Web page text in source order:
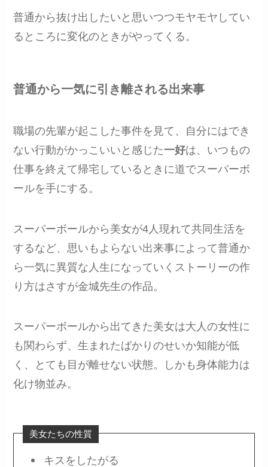
普通から抜け出したいと思いつつモヤモヤしてい
るところに変化のときがやってくる。
普通から一気に引き離される出来事
職場の先輩が起こした事件を見て、自分にはでき
ない行動がかっこいいと感じた一好は、いつもの
仕事を終えて帰宅しているときに道でスーパーボ
ールを手にする。
スーパーボールから美女が4人現れて共同生活を
するなど、思いもよらない出来事によって普通か
ら一気に異質な人生になっていくストーリーの作
り方はさすが金城先生の作品。
スーパーボールから出てきた美女は大人の女性に
も関わらず、生まれたばかりのせいか知能が低
く、とても目が離せない状態。しかも身体能力は
化け物並み。
美女たちの性質
キスをしたがる